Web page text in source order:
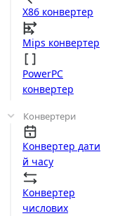
X86 конвертер
Mips конвертер
PowerPC
конвертер
Конвертери
Конвертер дати
й часу
Конвертер
числових